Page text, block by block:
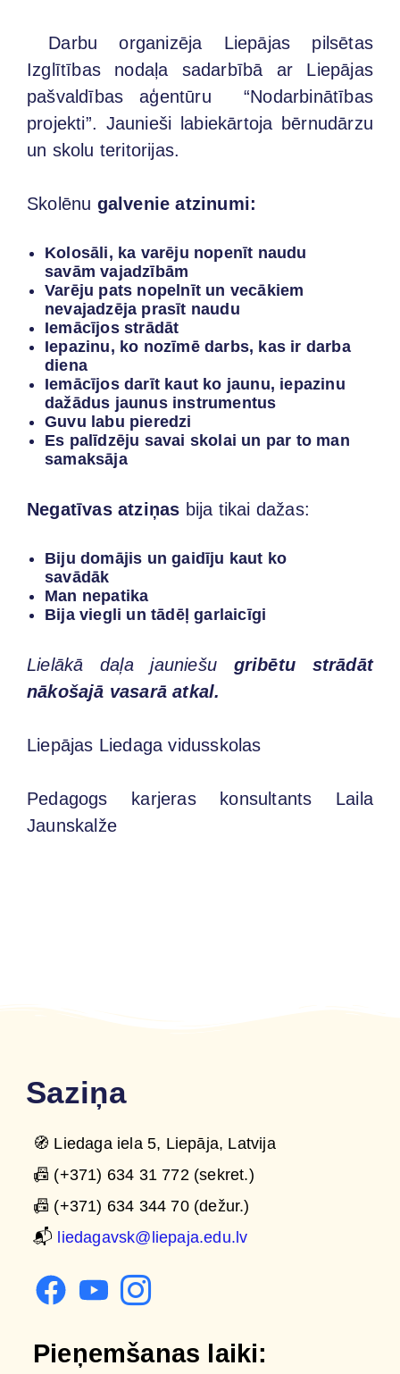
Darbu organizēja Liepājas pilsētas
Izglītības nodaļa sadarbībā ar Liepājas
pašvaldības aģentūru “Nodarbinātības
projekti”. Jaunieši labiekārtoja bērnudārzu
un skolu teritorijas.
Skolēnu galvenie atzinumi:
Kolosāli, ka varēju nopenīt naudu
savām vajadzībām
Varēju pats nopelnīt un vecākiem
nevajadzēja prasīt naudu
Iemācījos strādāt
Iepazinu, ko nozīmē darbs, kas ir darba
diena
Iemācījos darīt kaut ko jaunu, iepazinu
dažādus jaunus instrumentus
Guvu labu pieredzi
Es palīdzēju savai skolai un par to man
samaksāja
Negatīvas atziņas bija tikai dažas:
Biju domājis un gaidīju kaut ko
savādāk
Man nepatika
Bija viegli un tādēļ garlaicīgi
Lielākā daļa jauniešu gribētu strādāt
nākošajā vasarā atkal.
Liepājas Liedaga vidusskolas
Pedagogs karjeras konsultants Laila
Jaunskalže
Saziņa
🧭 Liedaga iela 5, Liepāja, Latvija
📠 (+371) 634 31 772 (sekret.)
📠 (+371) 634 344 70 (dežur.)
📬 liedagavsk@liepaja.edu.lv
Pieņemšanas laiki: